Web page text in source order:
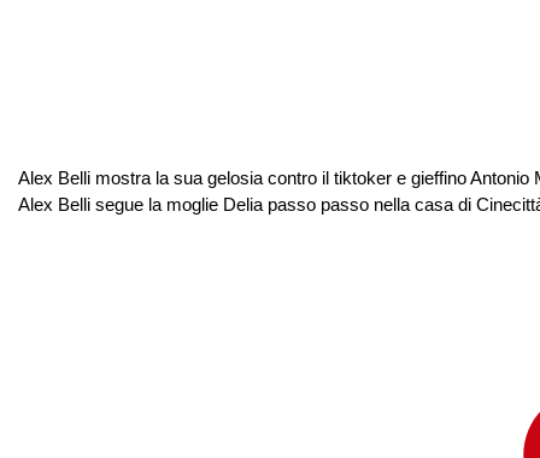
Alex Belli mostra la sua gelosia contro il tiktoker e gieffino
Alex Belli segue la moglie Delia passo passo nella casa di